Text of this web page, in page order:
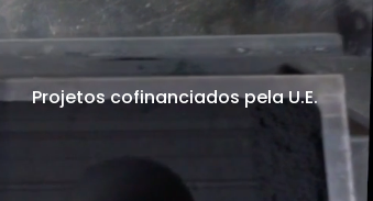
Projetos cofinanciados pela U.E.